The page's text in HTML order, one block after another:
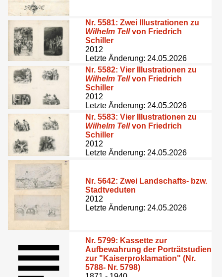
Nr. 5581: Zwei Illustrationen zu
Wilhelm Tellvon Friedrich
Schiller
2012
Letzte Änderung: 24.05.2026
Nr. 5582: Vier Illustrationen zu
Wilhelm Tellvon Friedrich
Schiller
2012
Letzte Änderung: 24.05.2026
Nr. 5583: Vier Illustrationen zu
Wilhelm Tellvon Friedrich
Schiller
2012
Letzte Änderung: 24.05.2026
Nr. 5642: Zwei Landschafts- bzw.
Stadtveduten
2012
Letzte Änderung: 24.05.2026
Nr. 5799: Kassette zur
Aufbewahrung der Porträtstudien
zur "Kaiserproklamation" (Nr.
5788- Nr. 5798)